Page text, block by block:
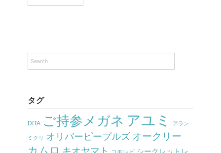
タグ
DITA ご持参メガネ アユミ アラン
ミクリ オリバーピープルズ オークリー
カムロ キオヤマト シークレットレ